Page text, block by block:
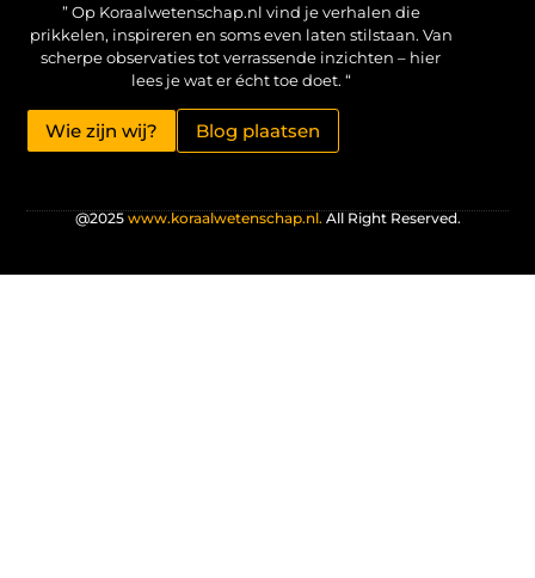
” Op Koraalwetenschap.nl vind je verhalen die
prikkelen, inspireren en soms even laten stilstaan. Van
scherpe observaties tot verrassende inzichten – hier
lees je wat er écht toe doet. “
Wie zijn wij? Blog plaatsen
@2025 www.koraalwetenschap.nl. All Right Reserved.